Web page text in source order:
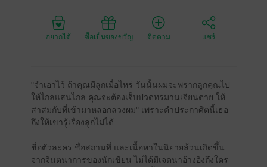
อยากได้ ซื้อเป็นของขวัญ ติดตาม แชร์
"จำเอาไว้ ถ้าคุณมีลูกเมื่อไหร่ วันนั้นผมจะพรากลูกคุณไป
ให้ไกลแสนไกล คุณจะต้องเจ็บปวดทรมานเจียนตาย ให้
สาสมกับที่เข้ามาหลอกลวงผม" เพราะคำประกาศิตนี้เธอ
ถึงให้เขารู้เรื่องลูกไม่ได้
ชื่อตัวละคร ชื่อสถานที่ และเนื้อหาในนิยายล้วนเกิดขึ้น
จากจินตนาการของนักเขียน ไม่ได้มีเจตนาอ้างอิงถึงใคร